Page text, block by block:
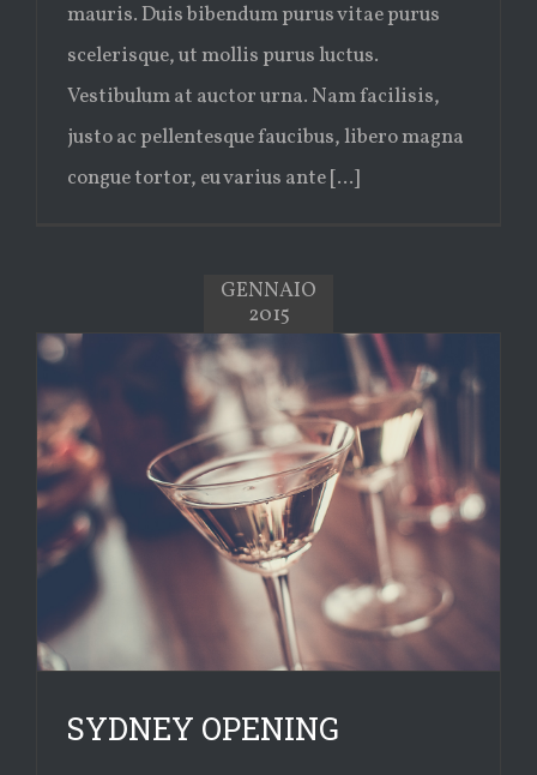
mauris. Duis bibendum purus vitae purus
scelerisque, ut mollis purus luctus.
Vestibulum at auctor urna. Nam facilisis,
justo ac pellentesque faucibus, libero magna
congue tortor, eu varius ante [...]
GENNAIO
2015
SYDNEY OPENING